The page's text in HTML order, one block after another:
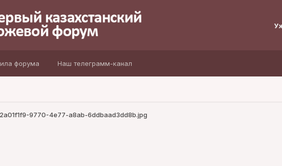
форума Наш телеграмм-канал
2a01f1f9-9770-4e77-a8ab-6ddbaad3dd8b.jpg